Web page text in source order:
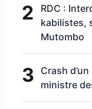
2
RDC :
kabilistes,
Mutombo
3
Crash
ministre